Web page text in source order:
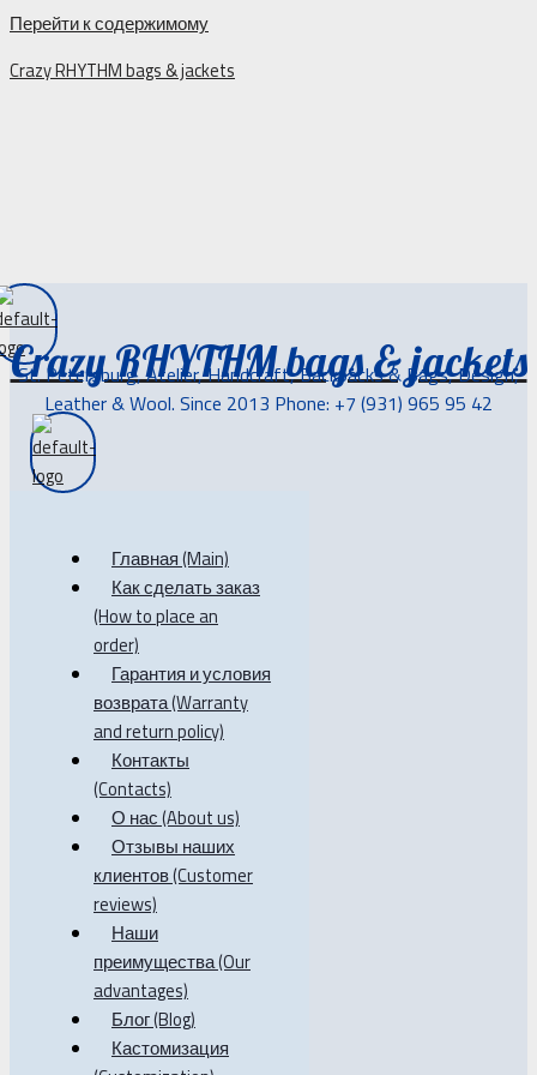
Перейти к содержимому
Crazy RHYTHM bags & jackets
Crazy RHYTHM bags & jackets
St. Petersburg, Atelier, Handcraft, Backpacks & Bags, Design,
Leather & Wool. Since 2013 Phone: +7 (931) 965 95 42
Главная (Main)
Как сделать заказ
(How to place an
order)
Гарантия и условия
возврата (Warranty
and return policy)
Контакты
(Contacts)
О нас (About us)
Отзывы наших
клиентов (Customer
reviews)
Наши
преимущества (Our
advantages)
Блог (Blog)
Кастомизация